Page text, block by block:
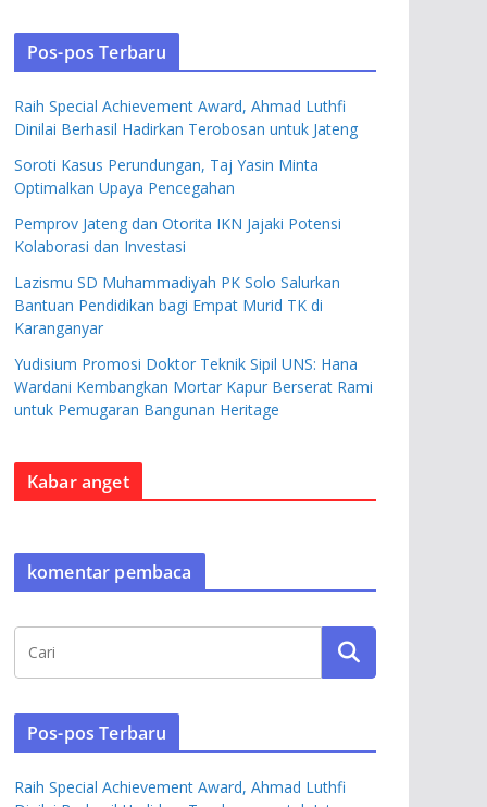
Pos-pos Terbaru
Raih Special Achievement Award, Ahmad Luthfi
Dinilai Berhasil Hadirkan Terobosan untuk Jateng
Soroti Kasus Perundungan, Taj Yasin Minta
Optimalkan Upaya Pencegahan
Pemprov Jateng dan Otorita IKN Jajaki Potensi
Kolaborasi dan Investasi
Lazismu SD Muhammadiyah PK Solo Salurkan
Bantuan Pendidikan bagi Empat Murid TK di
Karanganyar
Yudisium Promosi Doktor Teknik Sipil UNS: Hana
Wardani Kembangkan Mortar Kapur Berserat Rami
untuk Pemugaran Bangunan Heritage
Kabar anget
komentar pembaca
Pos-pos Terbaru
Raih Special Achievement Award, Ahmad Luthfi